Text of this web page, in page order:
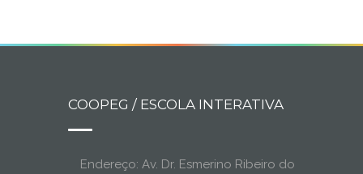
COOPEG / ESCOLA INTERATIVA
Endereço: Av. Dr. Esmerino Ribeiro do